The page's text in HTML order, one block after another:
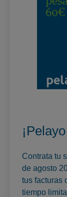
Contrata tu
de agosto
tus facturas
tiempo